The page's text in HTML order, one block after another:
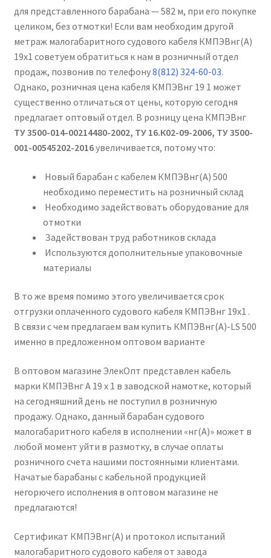
для представленного барабана — 582 м, при его покупке
целиком, без отмотки! Если вам необходим другой
метраж малогабаритного судового кабеля КМПЭВнг(А)
19х1 советуем обратиться к нам в розничный отдел
продаж, позвонив по телефону8(812) 324-60-03.
Однако, розничная цена кабеля КМПЭВнг 19 1 может
существенно отличаться от цены, которую сегодня
предлагает оптовый отдел. В розницу цена КМПЭВнг
ТУ 3500-014-00214480-2002, ТУ 16.К02-09-2006, ТУ 3500-
001-00545202-2016увеличивается, потому что:
Новый барабан с кабелем КМПЭВнг(А) 500
необходимо переместить на розничный склад
Необходимо задействовать оборудование для
отмотки
Задействован труд работников склада
Используются дополнительные упаковочные
материалы
В то же время помимо этого увеличивается срок
отгрузки оплаченного судового кабеля КМПЭВнг 19х1 .
В связи с чем предлагаем вам купить КМПЭВнг(А)-LS 500
именно в предложенном оптовом варианте
В оптовом магазине ЭлекОпт представлен кабель
марки КМПЭВнг А 19 х 1 в заводской намотке, который
на сегодняшний день не поступил в розничную
продажу. Однако, данный барабан судового
малогабаритного кабеля в исполнении «нг(А)» может в
любой момент уйти в размотку, в случае оплаты
розничного счета нашими постоянными клиентами.
Начатые барабаны с кабельной продукцией
негорючего исполнения в оптовом магазине не
предлагаются!
Сертификат КМПЭВнг(А) и протокол испытаний
малогабаритного судового кабеля от завода